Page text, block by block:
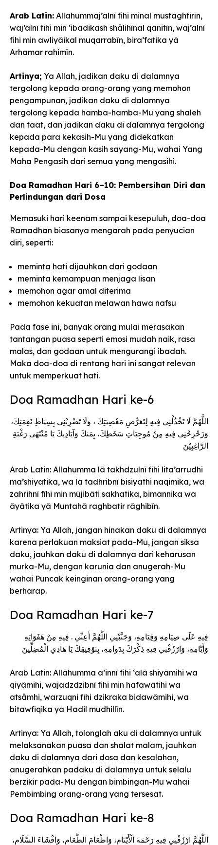
Arab Latin: Allahummaj’alnî fihi minal mustaghfirîn,
waj’alnî fihi min ‘ibâdikash shālihînal qânitîn, waj’alnî
fihi min awliyâikal muqarrabîn, bira’fatika yâ
Arhamar rahimîn.
Artinya; Ya Allah, jadikan daku di dalamnya
tergolong kepada orang-orang yang memohon
pengampunan, jadikan daku di dalamnya
tergolong kepada hamba-hamba-Mu yang shaleh
dan taat, dan jadikan daku di dalamnya tergolong
kepada para kekasih-Mu yang didekatkan
kepada-Mu dengan kasih sayang-Mu, wahai Yang
Maha Pengasih dari semua yang mengasihi.
Doa Ramadhan Hari 6–10: Pembersihan Diri dan
Perlindungan dari Dosa
Memasuki hari keenam sampai kesepuluh, doa-doa
Ramadhan biasanya mengarah pada penyucian
diri, seperti:
meminta hati dijauhkan dari godaan
meminta kemampuan menjaga lisan
memohon agar amal diterima
memohon kekuatan melawan hawa nafsu
Pada fase ini, banyak orang mulai merasakan
tantangan puasa seperti emosi mudah naik, rasa
malas, dan godaan untuk mengurangi ibadah.
Maka doa-doa di rentang hari ini sangat relevan
untuk memperkuat hati.
Doa Ramadhan Hari ke-6
اللَّهُمَّ لَا تَخْذُلْنِي فِيهِ لِتَعَرُّضِ مَعْصِيَتِكَ ، وَلَا تَضْرِبْنِي بِسِيَاطِ نَقِمَتِكَ،
وَزَحْزِحْنِي فِيهِ مِنْ مُوجِبَاتِ سَخَطِكَ، بِمَنكَ وَآيَادِيكَ يَا مُنْتَهَى رَغْبَةِ
الرَّاغِبِيْنَ
Arab Latin: Allahumma lâ takhdzulnî fihi lita’arrudhi
ma’shiyatika, wa lâ tadhribnî bisiyâthi naqimika, wa
zahrihnî fîhi min mûjibâti sakhatika, bimannika wa
âyâtika yâ Muntahâ raghbatir râghibîn.
Artinya: Ya Allah, jangan hinakan daku di dalamnya
karena perlakuan maksiat pada-Mu, jangan siksa
daku, jauhkan daku di dalamnya dari keharusan
murka-Mu, dengan karunia dan anugerah-Mu
wahai Puncak keinginan orang-orang yang
berharap.
Doa Ramadhan Hari ke-7
فِيهِ عَلَى صِيَامِهِ وَقِيَامِهِ، وَجَنَّبْنِي اللَّهُمَّ أَعِنِّي . فِيهِ مِنْ هَفَوَاتِهِ
وَأَيَّامِهِ، وَارْزُقْنِي فِيهِ ذِكْرَكَ بِدَوامِهِ، بِتَوْفِيقِكَ يَا هَادِي الْمُضِلِّينَ
Arab Latin: Allâhumma a’innî fihi ‘alâ shiyâmihi wa
qiyâmihi, wajadzdzibnî fihi min hafawâtihi wa
atsāmhi, warzuqni fihi dzikraka bidawâmihi, wa
bitawfiqika ya Hadil mudhillîn.
Artinya: Ya Allah, tolonglah aku di dalamnya untuk
melaksanakan puasa dan shalat malam, jauhkan
daku di dalamnya dari dosa dan kesalahan,
anugerahkan padaku di dalamnya untuk selalu
berzikir pada-Mu dengan bimbingan-Mu wahai
Pembimbing orang-orang yang tersesat.
Doa Ramadhan Hari ke-8
اللَّهُمَّ ارْزُقْنِي فِيهِ رَحْمَةَ الْأَيْتَامِ، وَاطْعَامَ الطَّعَامِ، وَافْشَاءَ السَّلَامِ،